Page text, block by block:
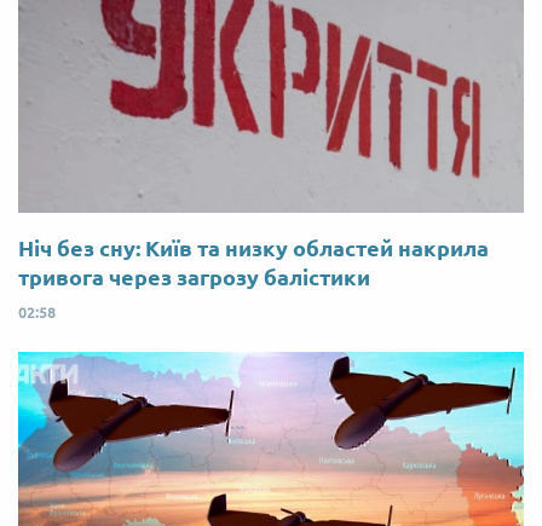
Ніч без сну: Київ та низку областей накрила
тривога через загрозу балістики
02:58